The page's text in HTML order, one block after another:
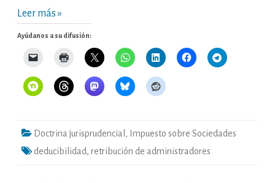
Leer más »
Ayúdanos a su difusión:
Doctrina jurisprudencial , Impuesto sobre Sociedades
deducibilidad , retribución de administradores